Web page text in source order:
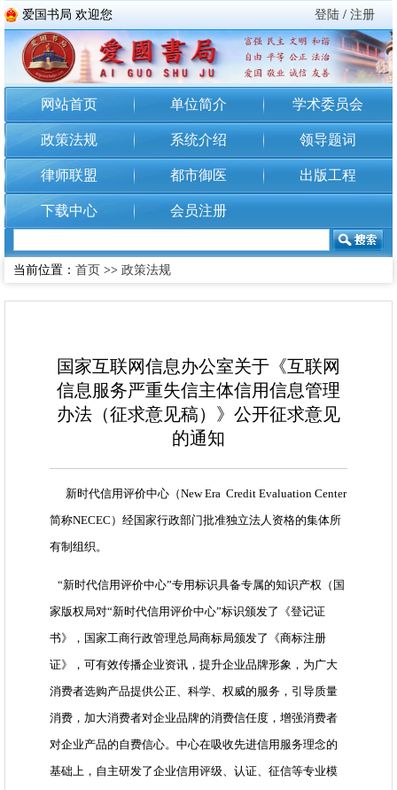
爱国书局 欢迎您 登陆 / 注册
网站首页 单位简介 学术委员会
政策法规 系统介绍 领导题词
律师联盟 都市御医 出版工程
下载中心 会员注册
当前位置： 首页 >> 政策法规
国家互联网信息办公室关于《互联网
信息服务严重失信主体信用信息管理
办法（征求意见稿）》公开征求意见
的通知
新时代信用评价中心（New Era Credit Evaluation Center
简称NECEC）经国家行政部门批准独立法人资格的集体所
有制组织。
“新时代信用评价中心”专用标识具备专属的知识产权（国
家版权局对“新时代信用评价中心”标识颁发了《登记证
书》，国家工商行政管理总局商标局颁发了《商标注册
证》，可有效传播企业资讯，提升企业品牌形象，为广大
消费者选购产品提供公正、科学、权威的服务，引导质量
消费，加大消费者对企业品牌的消费信任度，增强消费者
对企业产品的自费信心。中心在吸收先进信用服务理念的
基础上，自主研发了企业信用评级、认证、征信等专业模